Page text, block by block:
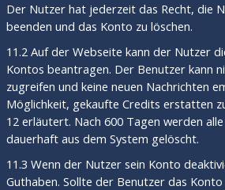
Der Nutzer hat jederzeit das Recht, die
beenden und das Konto zu löschen.
11.2 Auf der Webseite kann der Nutzer
Kontos beantragen. Der Benutzer kann
zugreifen und keine neuen Nachrichten
Möglichkeit, gekaufte Credits erstatten
12 erläutert. Nach 600 Tagen werden
dauerhaft aus dem System gelöscht.
11.3 Wenn der Nutzer sein Konto
Guthaben. Sollte der Benutzer das